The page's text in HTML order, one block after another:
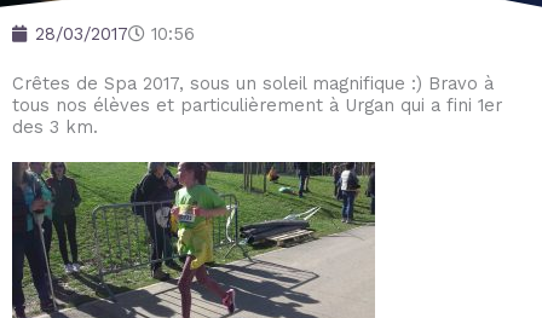
28/03/2017 10:56
Crêtes de Spa 2017, sous un soleil magnifique :) Bravo à
tous nos élèves et particulièrement à Urgan qui a fini 1er
des 3 km.